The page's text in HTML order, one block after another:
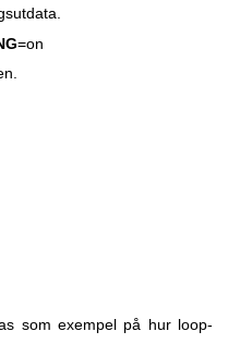
=on
som exempel på hur loop-